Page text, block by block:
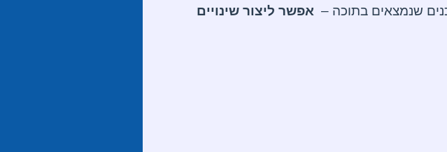
שנמצאים בתוכה –אפשר ליצור שינויים